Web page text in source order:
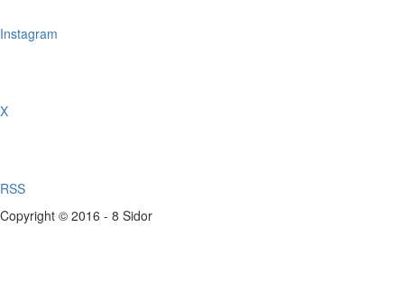
Instagram
X
RSS
Copyright © 2016 - 8 Sidor